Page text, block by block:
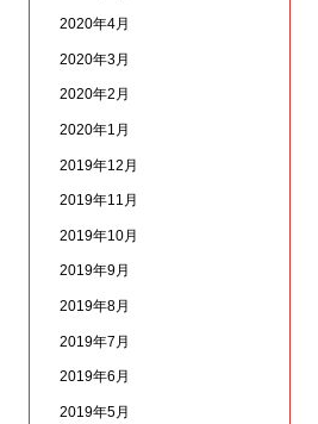
2020年4月
2020年3月
2020年2月
2020年1月
2019年12月
2019年11月
2019年10月
2019年9月
2019年8月
2019年7月
2019年6月
2019年5月